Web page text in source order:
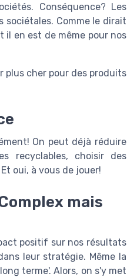
Conséquence? Les
sociétales. Comme le dirait
il en est de même pour nos
plus cher pour des produits
On peut déjà réduire
recyclables, choisir des
oui, à vous de jouer!
mais
positif sur nos résultats
leur stratégie. Même la
terme'. Alors, on s'y met